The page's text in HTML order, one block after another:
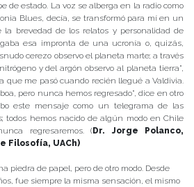
de estado. La voz se alberga en la radio como
Blues, decía, se transformó para mí en un
la brevedad de los relatos y personalidad de
esa impronta de una ucronía o, quizás,
cerezo observo el planeta marte; a través
y del argón observo al planeta tierra”,
que me pasó cuando recién llegué a Valdivia.
pero nunca hemos regresado”, dice en otro
este mensaje como un telegrama de las
todos hemos nacido de algún modo en Chile
regresaremos. ( Dr. Jorge Polanco,
Filosofía, UACh)
piedra de papel, pero de otro modo. Desde
fue siempre la misma sensación, el mismo